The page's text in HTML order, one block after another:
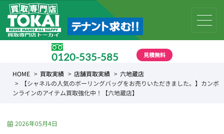
0120-535-585 見積無料
HOME 買取実績 店舗買取実績
六地蔵店
【シャネルの人気のボーリングバッグをお売りいただきました。】カンボ
ンラインのアイテム買取強化中！【六地蔵店】
2026年05月4日